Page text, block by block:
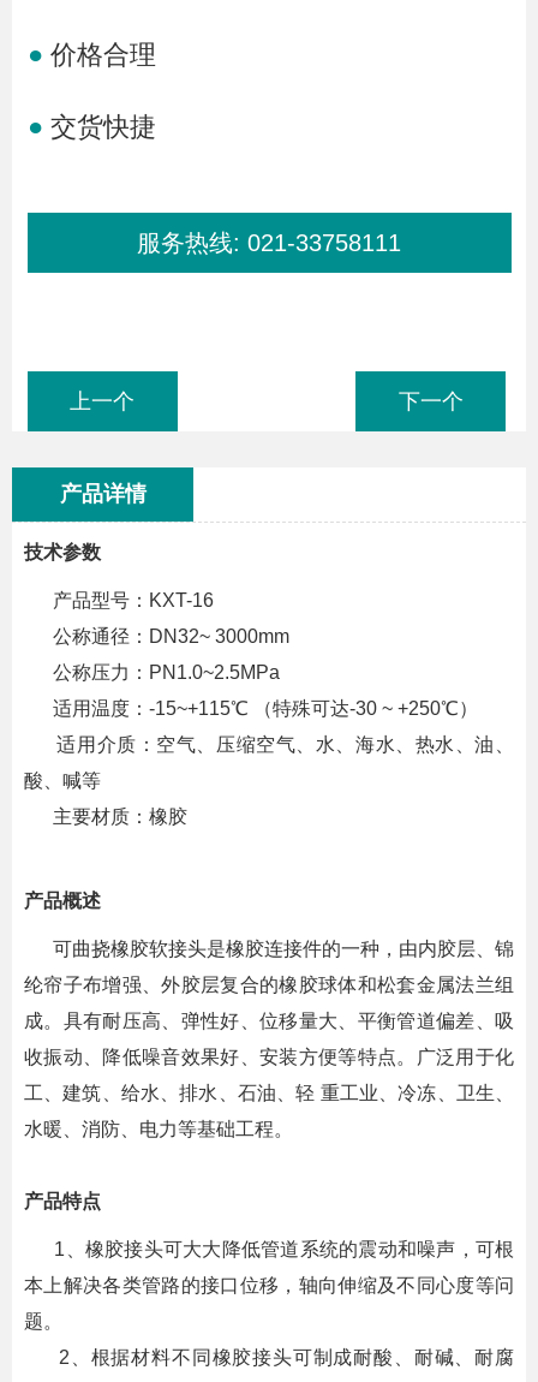
● 价格合理
● 交货快捷
服务热线:021-33758111
下一个
上一个
产品详情
技术参数
产品型号：KXT-16
公称通径：DN32~ 3000mm
公称压力：PN1.0~2.5MPa
适用温度：-15~+115℃ （特殊可达-30 ~ +250℃）
适用介质：空气、压缩空气、水、海水、热水、油、
酸、喊等
主要材质：橡胶
产品概述
可曲挠橡胶软接头是橡胶连接件的一种，由内胶层、锦
纶帘子布增强、外胶层复合的橡胶球体和松套金属法兰组
成。具有耐压高、弹性好、位移量大、平衡管道偏差、吸
收振动、降低噪音效果好、安装方便等特点。广泛用于化
工、建筑、给水、排水、石油、轻 重工业、冷冻、卫生、
水暖、消防、电力等基础工程。
产品特点
1、橡胶接头可大大降低管道系统的震动和噪声，可根
本上解决各类管路的接口位移，轴向伸缩及不同心度等问
题。
2、根据材料不同橡胶接头可制成耐酸、耐碱、耐腐